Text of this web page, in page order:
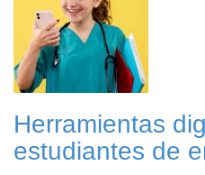
Herramientas
estudiantes de